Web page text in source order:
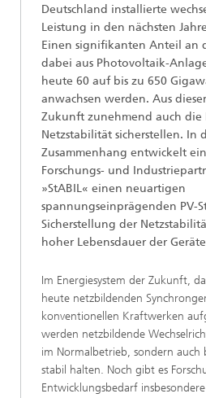
Deutschland installierte
Leistung in den nächsten
Einen signifikanten Anteil an
dabei aus Photovoltaik-
heute 60 auf bis zu 650
anwachsen werden. Aus
Zukunft zunehmend auch die
Netzstabilität sicherstellen. In
Zusammenhang entwickelt
Forschungs- und
»StABIL« einen neuartigen
spannungseinprägenden PV-
Sicherstellung der
hoher Lebensdauer der
Im Energiesystem der Zukunft,
heute netzbildenden
konventionellen Kraftwerken
werden netzbildende
im Normalbetrieb, sondern auch
stabil halten. Noch gibt es
Entwicklungsbedarf